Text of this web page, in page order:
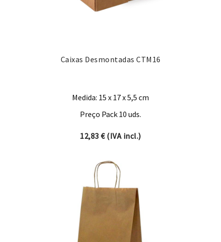
Caixas Desmontadas CTM16
Medida: 15 x 17 x 5,5 cm
Preço Pack 10 uds.
12,83€(IVA incl.)